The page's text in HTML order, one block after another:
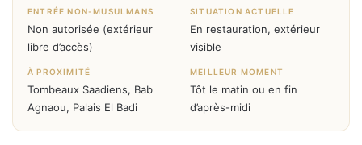
ENTRÉE NON-MUSULMANS
Non autorisée (extérieur
libre d’accès)
SITUATION ACTUELLE
En restauration, extérieur
visible
À PROXIMITÉ
Tombeaux Saadiens, Bab
Agnaou, Palais El Badi
MEILLEUR MOMENT
Tôt le matin ou en fin
d’après-midi